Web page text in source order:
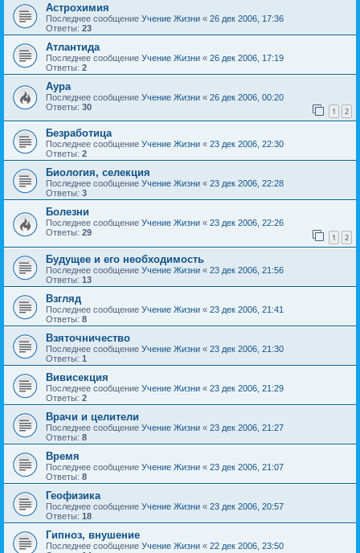
Астрохимия
Последнее сообщение Учение Жизни « 26 дек 2006, 17:36
Ответы: 23
Атлантида
Последнее сообщение Учение Жизни « 26 дек 2006, 17:19
Ответы: 2
Аура
Последнее сообщение Учение Жизни « 26 дек 2006, 00:20
Ответы: 30 1 2
Безработица
Последнее сообщение Учение Жизни « 23 дек 2006, 22:30
Ответы: 2
Биология, селекция
Последнее сообщение Учение Жизни « 23 дек 2006, 22:28
Ответы: 3
Болезни
Последнее сообщение Учение Жизни « 23 дек 2006, 22:26
Ответы: 29 1 2
Будущее и его необходимость
Последнее сообщение Учение Жизни « 23 дек 2006, 21:56
Ответы: 13
Взгляд
Последнее сообщение Учение Жизни « 23 дек 2006, 21:41
Ответы: 8
Взяточничество
Последнее сообщение Учение Жизни « 23 дек 2006, 21:30
Ответы: 1
Вивисекция
Последнее сообщение Учение Жизни « 23 дек 2006, 21:29
Ответы: 2
Врачи и целители
Последнее сообщение Учение Жизни « 23 дек 2006, 21:27
Ответы: 8
Время
Последнее сообщение Учение Жизни « 23 дек 2006, 21:07
Ответы: 8
Геофизика
Последнее сообщение Учение Жизни « 23 дек 2006, 20:57
Ответы: 18
Гипноз, внушение
Последнее сообщение Учение Жизни « 22 дек 2006, 23:50